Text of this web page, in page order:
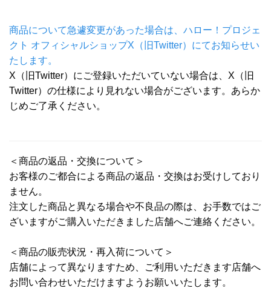
商品について急遽変更があった場合は、ハロー！プロジェ
クト オフィシャルショップX（旧Twitter）にてお知らせい
たします。
X（旧Twitter）にご登録いただいていない場合は、X（旧
Twitter）の仕様により見れない場合がございます。あらか
じめご了承ください。
＜商品の返品・交換について＞
お客様のご都合による商品の返品・交換はお受けしており
ません。
注文した商品と異なる場合や不良品の際は、お手数ではご
ざいますがご購入いただきました店舗へご連絡ください。
＜商品の販売状況・再入荷について＞
店舗によって異なりますため、ご利用いただきます店舗へ
お問い合わせいただけますようお願いいたします。